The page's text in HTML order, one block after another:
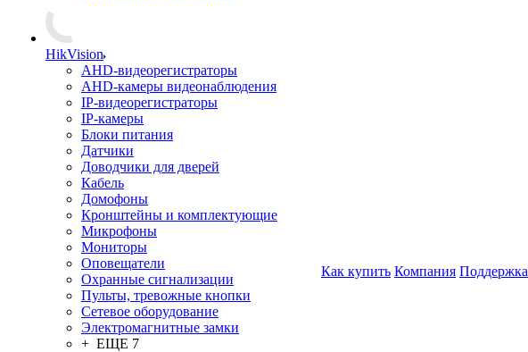
HikVision
AHD-видеорегистраторы
AHD-камеры видеонаблюдения
IP-видеорегистраторы
IP-камеры
Блоки питания
Датчики
Доводчики для дверей
Кабель
Домофоны
Кронштейны и комплектующие
Микрофоны
Мониторы
Оповещатели
Охранные сигнализации
Пульты, тревожные кнопки
Сетевое оборудование
Электромагнитные замки
+ ЕЩЕ 7
Как купить Компания Поддержка